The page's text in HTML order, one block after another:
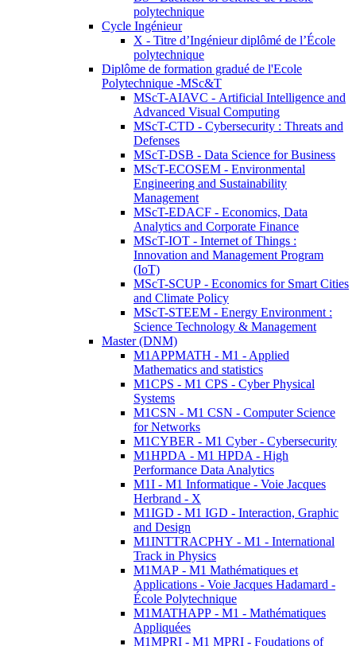
polytechnique
Cycle Ingénieur
X - Titre d’Ingénieur diplômé de l’École
polytechnique
Diplôme de formation gradué de l'Ecole
Polytechnique -MSc&T
MScT-AIAVC - Artificial Intelligence and
Advanced Visual Computing
MScT-CTD - Cybersecurity : Threats and
Defenses
MScT-DSB - Data Science for Business
MScT-ECOSEM - Environmental
Engineering and Sustainability
Management
MScT-EDACF - Economics, Data
Analytics and Corporate Finance
MScT-IOT - Internet of Things :
Innovation and Management Program
(IoT)
MScT-SCUP - Economics for Smart Cities
and Climate Policy
MScT-STEEM - Energy Environment :
Science Technology & Management
Master (DNM)
M1APPMATH - M1 - Applied
Mathematics and statistics
M1CPS - M1 CPS - Cyber Physical
Systems
M1CSN - M1 CSN - Computer Science
for Networks
M1CYBER - M1 Cyber - Cybersecurity
M1HPDA - M1 HPDA - High
Performance Data Analytics
M1I - M1 Informatique - Voie Jacques
Herbrand - X
M1IGD - M1 IGD - Interaction, Graphic
and Design
M1INTTRACPHY - M1 - International
Track in Physics
M1MAP - M1 Mathématiques et
Applications - Voie Jacques Hadamard -
École Polytechnique
M1MATHAPP - M1 - Mathématiques
Appliquées
M1MPRI - M1 MPRI - Foudations of